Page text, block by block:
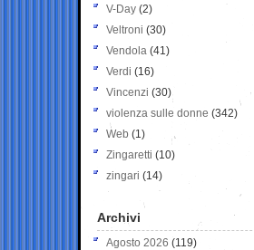
V-Day (2)
Veltroni (30)
Vendola (41)
Verdi (16)
Vincenzi (30)
violenza sulle donne (342)
Web (1)
Zingaretti (10)
zingari (14)
Archivi
Agosto 2026 (119)